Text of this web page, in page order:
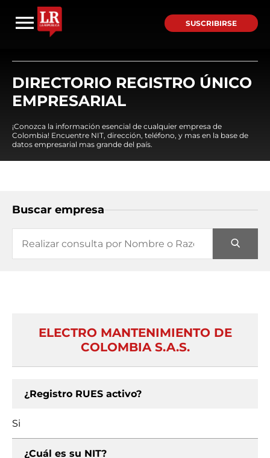
SUSCRIBIRSE
DIRECTORIO REGISTRO ÚNICO
EMPRESARIAL
¡Conozca la información esencial de cualquier empresa de
Colombia! Encuentre NIT, dirección, teléfono, y mas en la base de
datos empresarial mas grande del país.
Buscar empresa
ELECTRO MANTENIMIENTO DE
COLOMBIA S.A.S.
¿Registro RUES activo?
Si
¿Cuál es su NIT?